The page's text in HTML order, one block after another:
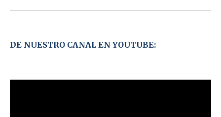
DE NUESTRO CANAL EN YOUTUBE: